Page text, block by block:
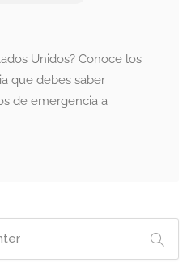
Unidos? Conoce los
que debes saber
de emergencia a